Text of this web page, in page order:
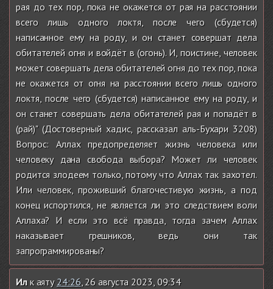
рая до тех пор, пока не окажется от рая на расстоянии
всего лишь одного локтя, после чего (сбудется)
написанное ему на роду, и он станет совершат дела
обитателей огня и войдёт в (огонь). И, поистине, человек
может совершать дела обитателей огня до тех пор, пока
не окажется от огня на расстоянии всего лишь одного
локтя, после чего (сбудется) написанное ему на роду, и
он станет совершать дела обитателей рая и попадёт в
(рай)" (Достоверный хадис, рассказал аль-Бухари 3208)
Вопрос: Аллах предопределяет жизнь человека или
человеку дана свобода выбора? Может ли человек
родится злодеем только, потому что Аллах так захотел.
Или человек, проживший благочестивую жизнь, а под
конец испортился, не является ли это следствием воли
Аллаха? И если это всё правда, тогда зачем Аллах
наказывает грешников, ведь они так
запрограммированы?
Илк аяту 24:26, 26 августа 2023, 09:34